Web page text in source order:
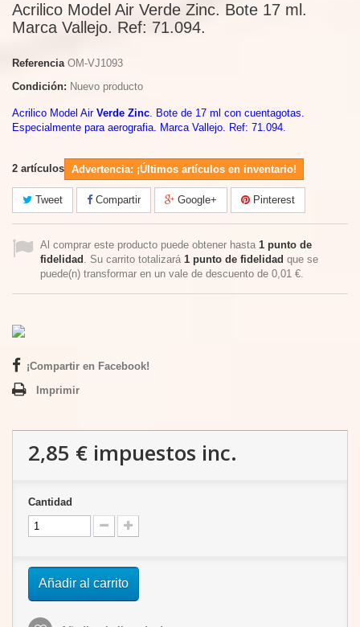
Acrilico Model Air Verde Zinc. Bote 17 ml.
Marca Vallejo. Ref: 71.094.
Referencia OM-VJ1093
Condición: Nuevo producto
Acrilico Model Air Verde Zinc. Bote de 17 ml con cuentagotas.
Especialmente para aerografia. Marca Vallejo. Ref: 71.094.
2 artículos Advertencia: ¡Últimos artículos en inventario!
Tweet Compartir Google+ Pinterest
Al comprar este producto puede obtener hasta 1 punto de
fidelidad . Su carrito totalizará 1 punto de fidelidad que se
puede(n) transformar en un vale de descuento de 0,01 €.
¡Compartir en Facebook!
Imprimir
2,85 € impuestos inc.
Cantidad
Añadir al carrito